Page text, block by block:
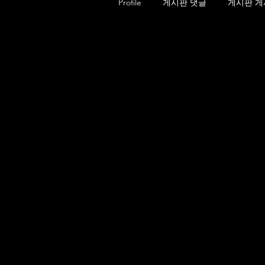
Profile 게시판 댓글 게시판